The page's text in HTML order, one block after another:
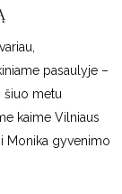
pasaulyje –
šiuo metu
kaime Vilniaus
Monika gyvenimo